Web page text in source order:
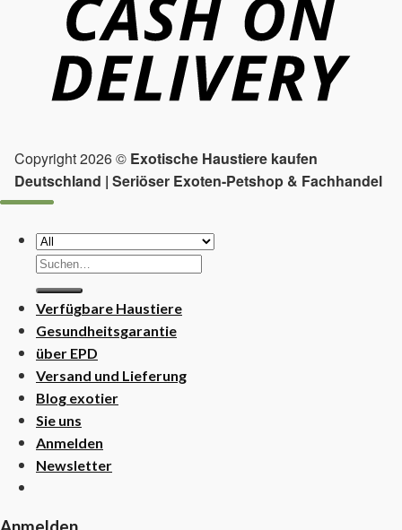
Copyright 2026 © Exotische Haustiere kaufen
Deutschland | Seriöser Exoten-Petshop & Fachhandel
Suchen
nach:
Verfügbare Haustiere
Gesundheitsgarantie
über EPD
Versand und Lieferung
Blog exotier
Sie uns
Anmelden
Newsletter